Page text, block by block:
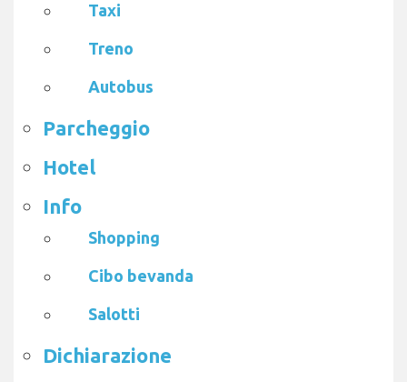
Taxi
Treno
Autobus
Parcheggio
Hotel
Info
Shopping
Cibo bevanda
Salotti
Dichiarazione